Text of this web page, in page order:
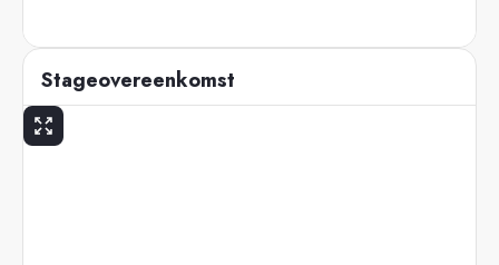
Stageovereenkomst